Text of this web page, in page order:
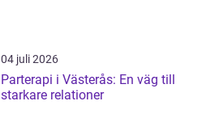
04 juli 2026
Parterapi i Västerås: En väg till
starkare relationer